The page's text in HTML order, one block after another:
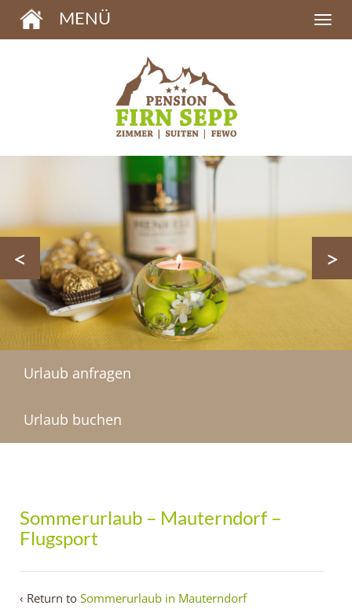
MENÜ
< >
Urlaub anfragen
Urlaub buchen
Sommerurlaub – Mauterndorf –
Flugsport
‹ Return to Sommerurlaub in Mauterndorf